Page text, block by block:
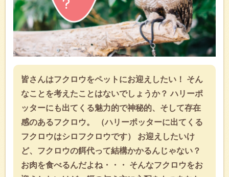
皆さんはフクロウをペットにお迎えしたい！ そん
なことを考えたことはないでしょうか？ ハリーポ
ッターにも出てくる魅力的で神秘的、そして存在
感のあるフクロウ。 （ハリーポッターに出てくる
フクロウはシロフクロウです） お迎えしたいけ
ど、フクロウの餌代って結構かかるんじゃない？
お肉を食べるんだよね・・・ そんなフクロウをお